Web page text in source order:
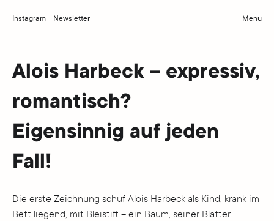
Instagram Newsletter Menu
Alois Harbeck – expressiv,
romantisch?
Eigensinnig auf jeden
Fall!
Die erste Zeichnung schuf Alois Harbeck als Kind, krank im
Bett liegend, mit Bleistift – ein Baum, seiner Blätter